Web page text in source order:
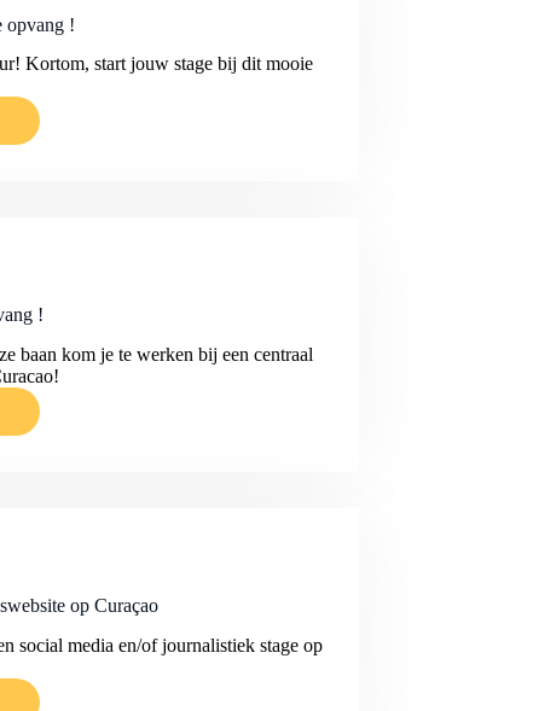
opvang !
Kortom, start jouw stage bij dit mooie
!
baan kom je te werken bij een centraal
op Curaçao
social media en/of journalistiek stage op